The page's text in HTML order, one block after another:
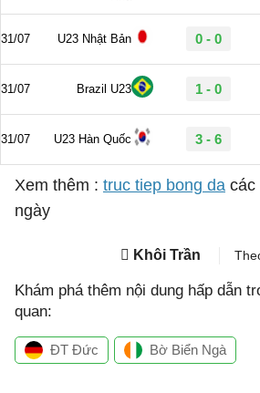
Xem thêm : truc tiep bong da các
ngày
Khôi Trần
Khám phá thêm nội dung hấp dẫn
quan:
ĐT Đức Bờ Biển Ngà